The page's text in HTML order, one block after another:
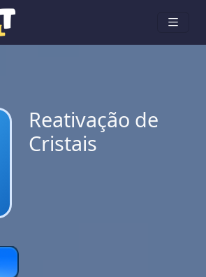
Reativação de
Cristais